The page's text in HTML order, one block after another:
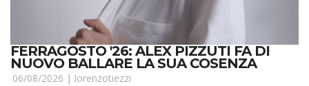
FERRAGOSTO '26: ALEX PIZZUTI FA DI
NUOVO BALLARE LA SUA COSENZA
06/08/2026 | lorenzotiezzi